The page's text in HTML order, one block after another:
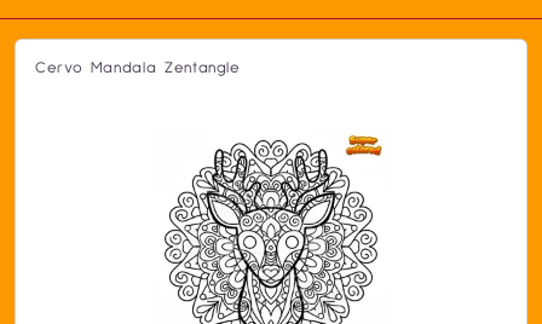
Cervo Mandala Zentangle